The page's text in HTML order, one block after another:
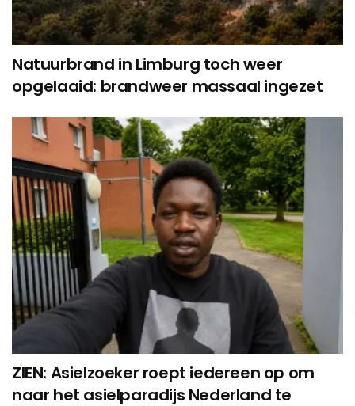
Natuurbrand in Limburg toch weer
opgelaaid: brandweer massaal ingezet
ZIEN: Asielzoeker roept iedereen op om
naar het asielparadijs Nederland te